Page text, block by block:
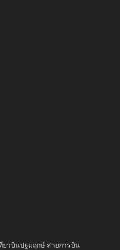
ยวบินปฐมฤกษ์ สายการบิน